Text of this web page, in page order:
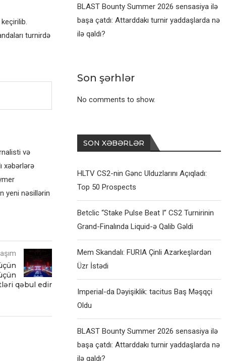
turnirdə
və
xəbərlərə
yeni nəsillərin
qəbul edir
BLAST Bounty Summer 2026 sensasiya ilə
başa çatdı: Attarddakı turnir yaddaşlarda nə
ilə qaldı?
Son şərhlər
No comments to show.
SON XƏBƏRLƏR
HLTV CS2-nin Gənc Ulduzlarını Açıqladı:
Top 50 Prospects
Betclic “Stake Pulse Beat I” CS2 Turnirinin
Grand-Finalında Liquid-ə Qalib Gəldi
Mem Skandalı: FURIA Çinli Azarkeşlərdən
Üzr İstədi
Imperial-da Dəyişiklik: tacitus Baş Məşqçi
Oldu
BLAST Bounty Summer 2026 sensasiya ilə
başa çatdı: Attarddakı turnir yaddaşlarda nə
ilə qaldı?